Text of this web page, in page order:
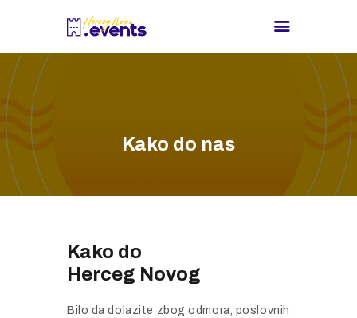
Kako do nas
TURIST INFO
Kako do
Herceg Novog
Bilo da dolazite zbog odmora, poslovnih